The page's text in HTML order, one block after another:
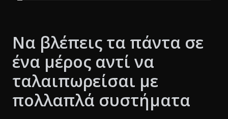
Να βλέπεις τα πάντα σε
ένα μέρος αντί να
ταλαιπωρείσαι με
πολλαπλά συστήματα